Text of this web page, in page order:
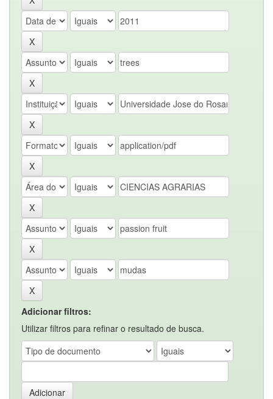
Adicionar filtros:
Utilizar filtros para refinar o resultado de busca.